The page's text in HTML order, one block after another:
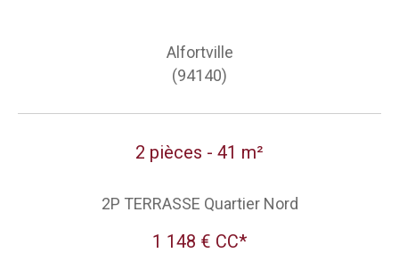
Alfortville
(94140)
2 pièces - 41 m²
2P TERRASSE Quartier Nord
1 148 € CC*